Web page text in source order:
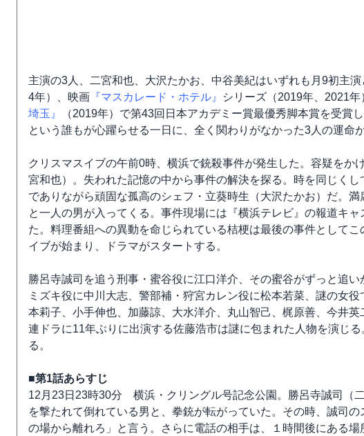
主演の3人、二宮和也、大沢たかお、中谷美紀はいずれも月9初主演
4年）、映画 『マスカレード・ホテル』 シリーズ（2019年、2021年
埼玉』
（2019年）で第43回日本アカデミー賞最優秀脚本賞を受賞
という誰もが心躍らせる一日に、全く関わりがなかった3人の運命
クリスマスイブの午前0時、横浜で銃殺事件が発生した。容疑をか
宮和也）。失われた記憶の中から事件の解決を探る。時を同じく
でありながら頑固な孤高のシェフ・立葵時生（大沢たかお）だ。
と一人の男が入ってくる。事件現場には『横浜テレビ』の報道キ
た。料理番組への異動を命じられている桔梗は最後の事件として
イブが始まり、ドラマがスタートする。
勝呂寺誠司を追う刑事・蜜谷役に江口洋介、その蜜谷がずっと追
ミズキ役に中川大志、警部補・狩宮カレン役に松本若菜、謎の女
本莉子、小手伸也、加藤諒、大水洋介、丸山智己、梶原善、今井
連ドラに11年ぶりに出演する佐藤浩市は謎に包まれた人物を演じ
る。
■第1話あらすじ
12月23日23時30分 横浜・クリングル号記念公園。勝呂寺誠司（
を撃たれて倒れている男と、拳銃が転がっていた。その時、誠司
の場から離れろ」と言う。さらに電話の相手は、１時間後にある